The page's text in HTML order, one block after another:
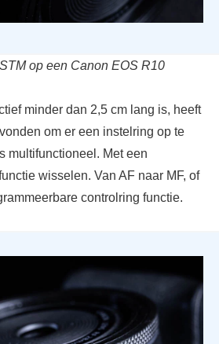
op een Canon EOS R10
minder dan 2,5 cm lang is, heeft
om er een instelring op te
multifunctioneel. Met een
wisselen. Van AF naar MF, of
controlring functie.